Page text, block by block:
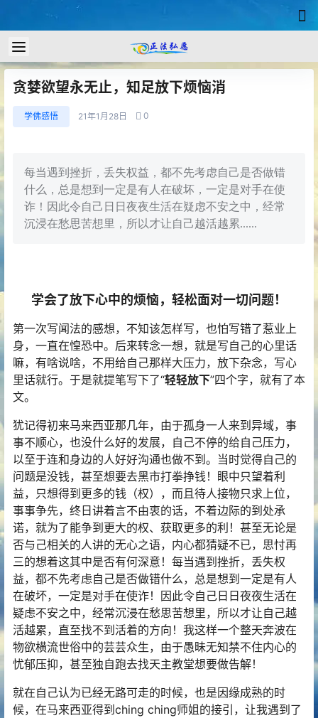
贪婪欲望永无止，知足放下烦恼消
学佛感悟 21年1月28日 0
每当遇到挫折，丢失权益，都不先考虑自己是否做错
什么，总是想到一定是有人在破坏，一定是对手在使
诈！因此令自己日日夜夜生活在疑虑不安之中，经常
沉浸在愁思苦想里，所以才让自己越活越累......
学会了放下心中的烦恼，轻松面对一切问题！
第一次写闻法的感想，不知该怎样写，也怕写错了惹业上
身，一直在惶恐中。后来转念一想，就是写自己的心里话
嘛，有啥说啥，不用给自己那样大压力，放下杂念，写心
里话就行。于是就提笔写下了“轻轻放下”四个字，就有了本
文。
犹记得初来马来西亚那几年，由于孤身一人来到异域，事
事不顺心，也没什么好的发展，自己不停的给自己压力，
以至于连和身边的人好好沟通也做不到。当时觉得自己的
问题是没钱，甚至想要去黑市打拳挣钱！眼中只望着利
益，只想得到更多的钱（权），而且待人接物只求上位，
事事争先，终日讲着言不由衷的话，不着边际的到处承
诺，就为了能争到更大的权、获取更多的利！甚至无论是
否与己相关的人讲的无心之语，内心都猜疑不已，思忖再
三的想着这其中是否有何深意！每当遇到挫折，丢失权
益，都不先考虑自己是否做错什么，总是想到一定是有人
在破坏，一定是对手在使诈！因此令自己日日夜夜生活在
疑虑不安之中，经常沉浸在愁思苦想里，所以才让自己越
活越累，直至找不到活着的方向！我这样一个整天奔波在
物欲横流世俗中的芸芸众生，由于愚昧无知禁不住内心的
忧郁压抑，甚至独自跑去找天主教堂想要做告解！
就在自己认为已经无路可走的时候，也是因缘成熟的时
候，在马来西亚得到ching ching师姐的接引，让我遇到了